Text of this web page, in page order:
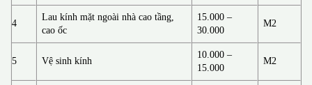
4
Lau kính mặt ngoài nhà cao tầng,
cao ốc
15.000 –
30.000
M2
5 Vệ sinh kính
10.000 –
15.000
M2